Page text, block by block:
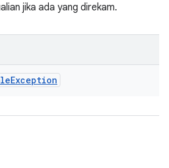
jika ada yang direkam.
Exception